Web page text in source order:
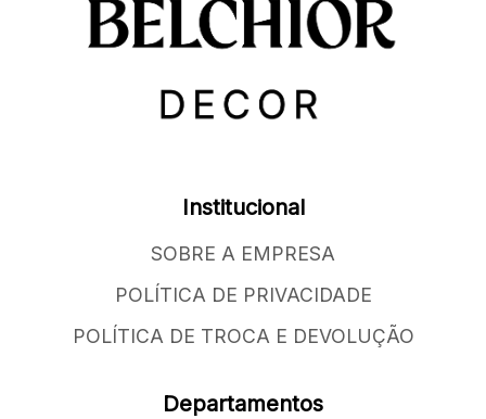
Institucional
SOBRE A EMPRESA
POLÍTICA DE PRIVACIDADE
POLÍTICA DE TROCA E DEVOLUÇÃO
Departamentos